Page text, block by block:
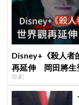
Disney+《殺人者
再延伸 岡田將生
韓劇